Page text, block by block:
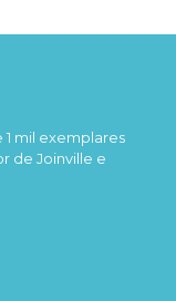
1 mil exemplares
de Joinville e